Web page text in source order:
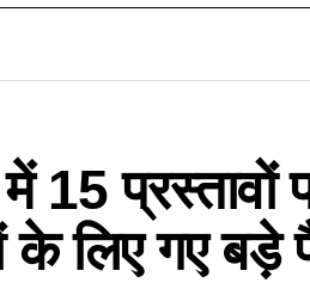
15
के लिए गए